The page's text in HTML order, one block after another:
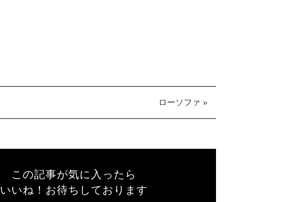
ローソファ »
この記事が気に入ったら
いいね！お待ちしております